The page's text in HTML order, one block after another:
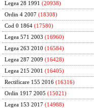
Legea 28 1991 (20938)
Ordin 4 2007 (18308)
Cod 0 1864 (17580)
Legea 571 2003 (16960)
Legea 263 2010 (16584)
Legea 287 2009 (16428)
Legea 215 2001 (16405)
Rectificare 155 2016 (16316)
Ordin 1917 2005 (15021)
Legea 153 2017 (14988)